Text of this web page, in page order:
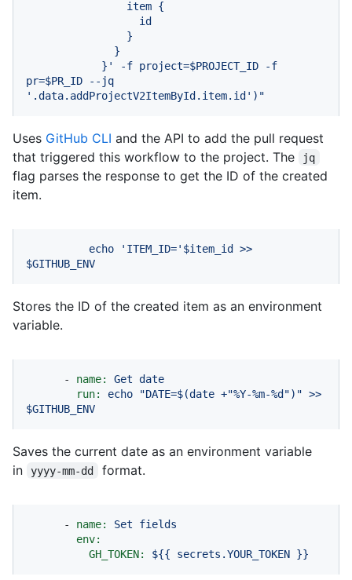
pr=$PR_ID --jq
'.data.addProjectV2ItemById.item.id')"
Uses GitHub CLI and the API to add the pull request
that triggered this workflow to the project. The
jq
flag parses the response to get the ID of the created
item.
echo 'ITEM_ID=' $item_id >>
$GITHUB_ENV
Stores the ID of the created item as an environment
variable.
- name: Get date
run:
echo "DATE=$(date +"%Y-%m-%d")" >>
$GITHUB_ENV
Saves the current date as an environment variable
in
yyyy-mm-dd format.
- name: Set
fields
env:
GH_TOKEN:
${{ secrets.YOUR_TOKEN }}